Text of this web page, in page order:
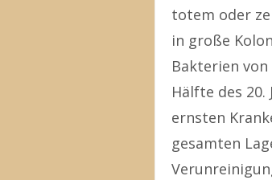
totem oder
in große
Bakterien
Hälfte des
ernsten
gesamten